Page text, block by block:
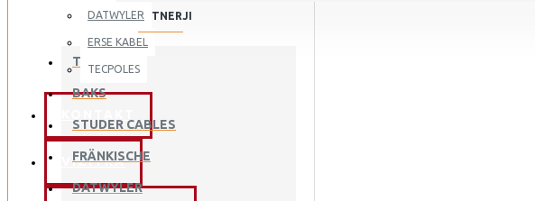
DATWYLER
ERSE KABEL
TECPOLES
VIZITKA
PARTNERJI
TKD KABEL
BAKS
STUDER CABLES
FRÄNKISCHE
DATWYLER